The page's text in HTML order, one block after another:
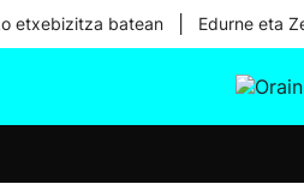
etxebizitza batean Edurne eta